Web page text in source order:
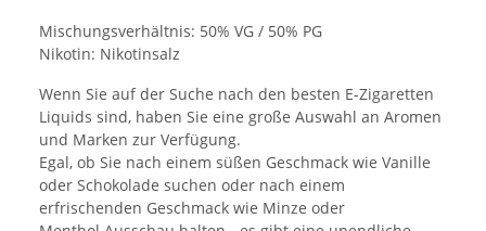
Mischungsverhältnis: 50% VG / 50% PG
Nikotin: Nikotinsalz
Wenn Sie auf der Suche nach den besten E-Zigaretten
Liquids sind, haben Sie eine große Auswahl an Aromen
und Marken zur Verfügung.
Egal, ob Sie nach einem süßen Geschmack wie Vanille
oder Schokolade suchen oder nach einem
erfrischenden Geschmack wie Minze oder